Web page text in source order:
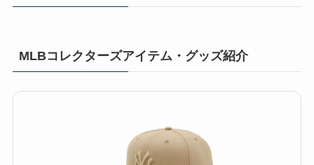
MLBコレクターズアイテム・グッズ紹介